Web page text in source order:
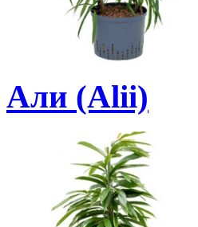
Али (Alii)